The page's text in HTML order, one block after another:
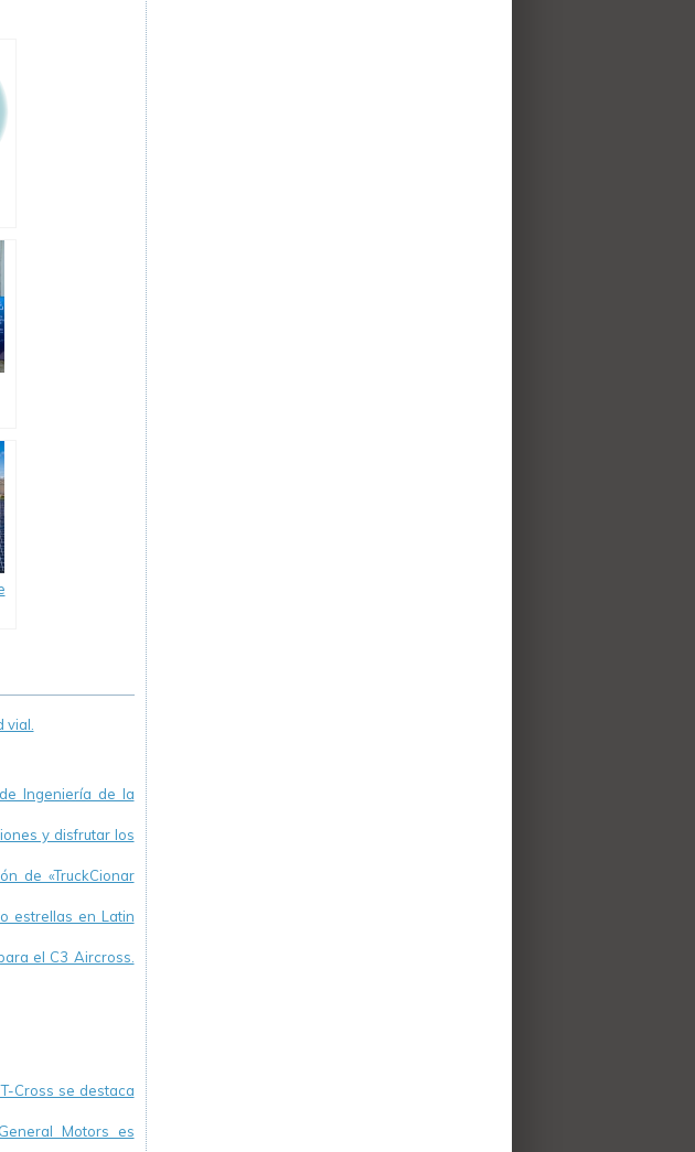
Ingeniería de la
y disfrutar los
de «TruckCionar
estrellas en Latin
el C3 Aircross.
Cross se destaca
Motors es